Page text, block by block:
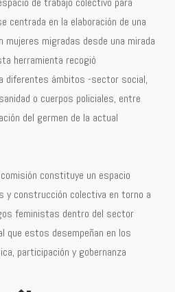
centrada en la elaboración de una
mujeres migradas desde una mirada
herramienta recogió
diferentes ámbitos -sector social,
o cuerpos policiales, entre
del germen de la actual
constituye un espacio
y construcción colectiva en torno a
feministas dentro del sector
que estos desempeñan en los
participación y gobernanza